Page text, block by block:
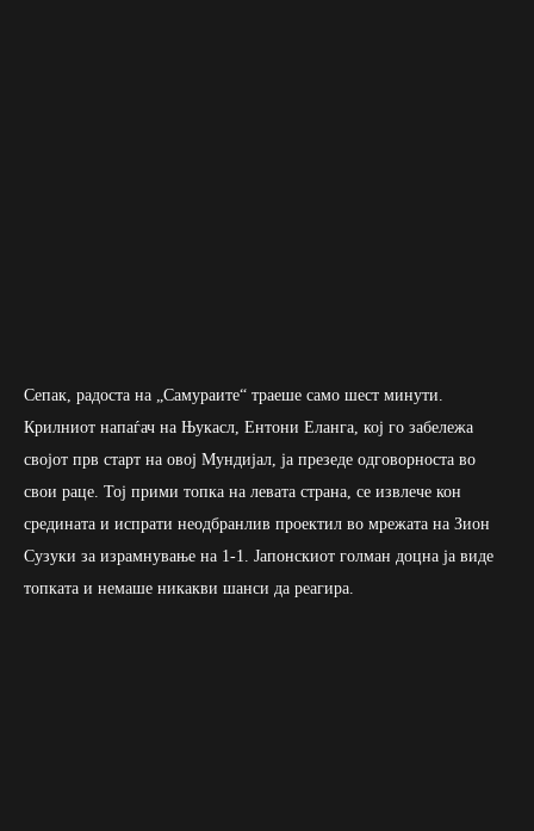
Сепак, радоста на „Самураите“ траеше само шест минути.
Крилниот напаѓач на Њукасл, Ентони Еланга, кој го забележа
својот прв старт на овој Мундијал, ја презеде одговорноста во
свои раце. Тој прими топка на левата страна, се извлече кон
средината и испрати неодбранлив проектил во мрежата на Зион
Сузуки за израмнување на 1-1. Јапонскиот голман доцна ја виде
топката и немаше никакви шанси да реагира.